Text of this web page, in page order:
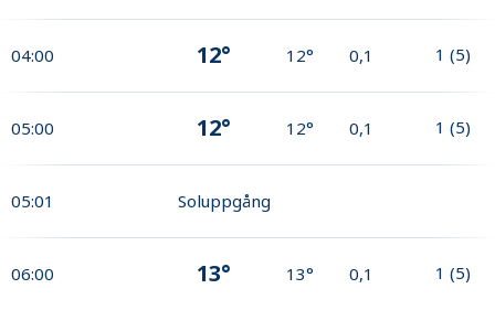
04:00 12° 12° 0,1 1 (5)
05:00 12° 12° 0,1 1 (5)
05:01 Soluppgång
06:00 13° 13° 0,1 1 (5)